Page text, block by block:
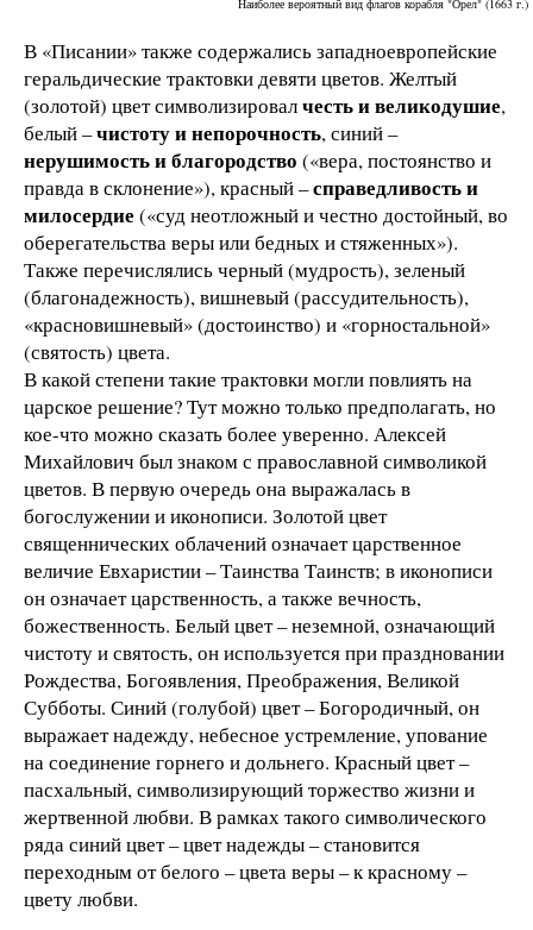
В «Писании» также содержались западноевропейские
геральдические трактовки девяти цветов. Желтый
(золотой) цвет символизировалчесть и великодушие,
белый –чистоту и непорочность, синий –
нерушимость и благородство («вера, постоянство и
правда в склонение»), красный –справедливость и
милосердие («суд неотложный и честно достойный, во
оберегательства веры или бедных и стяженных»).
Также перечислялись черный (мудрость), зеленый
(благонадежность), вишневый (рассудительность),
«красновишневый» (достоинство) и «горностальной»
(святость) цвета.
В какой степени такие трактовки могли повлиять на
царское решение? Тут можно только предполагать, но
кое-что можно сказать более уверенно. Алексей
Михайлович был знаком с православной символикой
цветов. В первую очередь она выражалась в
богослужении и иконописи. Золотой цвет
священнических облачений означает царственное
величие Евхаристии – Таинства Таинств; в иконописи
он означает царственность, а также вечность,
божественность. Белый цвет – неземной, означающий
чистоту и святость, он используется при праздновании
Рождества, Богоявления, Преображения, Великой
Субботы. Синий (голубой) цвет – Богородичный, он
выражает надежду, небесное устремление, упование
на соединение горнего и дольнего. Красный цвет –
пасхальный, символизирующий торжество жизни и
жертвенной любви. В рамках такого символического
ряда синий цвет – цвет надежды – становится
переходным от белого – цвета веры – к красному –
цвету любви.